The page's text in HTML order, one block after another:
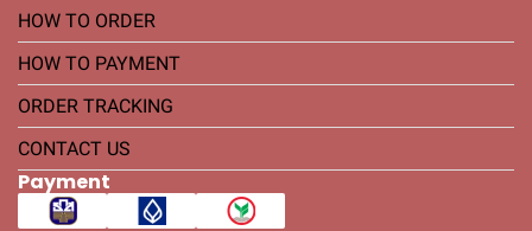
HOW TO ORDER
HOW TO PAYMENT
ORDER TRACKING
CONTACT US
Payment